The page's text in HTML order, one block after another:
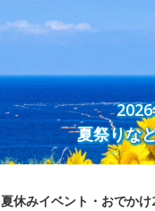
夏祭りな
夏休みイベント・おでか